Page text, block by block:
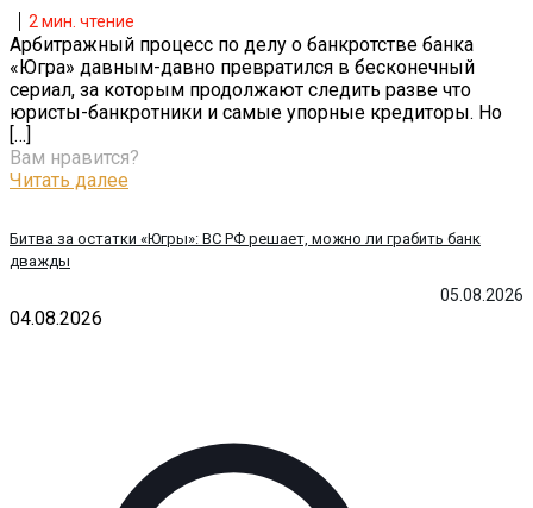
05.08.2026
Битва за остатки «Югры»: ВС РФ решает, можно ли грабить банк
дважды
2 мин. чтение
Арбитражный процесс по делу о банкротстве банка
«Югра» давным-давно превратился в бесконечный
сериал, за которым продолжают следить разве что
юристы-банкротники и самые упорные кредиторы. Но
[…]
Вам нравится?
Читать далее
04.08.2026